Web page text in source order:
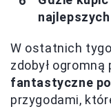
W ostatnich
zdobył ogromną
fantastyczne
przygodami,